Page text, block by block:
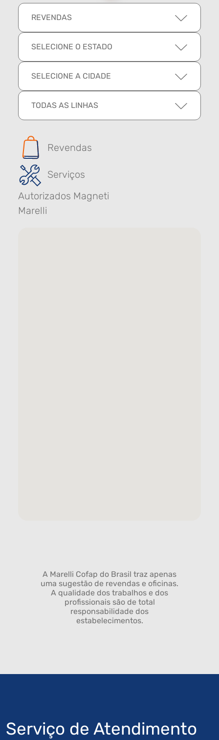
REVENDAS
SELECIONE O ESTADO
SELECIONE A CIDADE
TODAS AS LINHAS
Revendas
Serviços
Autorizados Magneti
Marelli
A Marelli Cofap do Brasil traz apenas
uma sugestão de revendas e oficinas.
A qualidade dos trabalhos e dos
profissionais são de total
responsabilidade dos
estabelecimentos.
Serviço de Atendimento